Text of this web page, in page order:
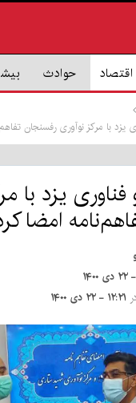
اقتصاد حوادث
یزد با مرکز نوآوری رفسنجان
یزد با
امضا
۱۲:۲۱ - ۲۲ دی ۱۴۰۰